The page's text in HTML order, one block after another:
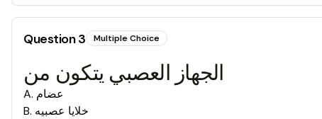
Question3 Multiple Choice
الجهاز العصبي يتكون من
A. عضام
B. خلايا عصبيه